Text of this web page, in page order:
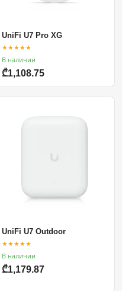
UniFi U7 Pro XG
★★★★★
В наличии
₾1,108.75
UniFi U7 Outdoor
★★★★★
В наличии
₾1,179.87